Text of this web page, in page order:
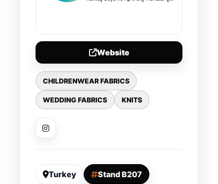
Website
CHILDRENWEAR FABRICS
WEDDING FABRICS KNITS
Turkey Stand B207